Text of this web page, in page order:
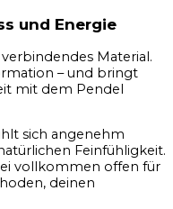
und Energie
Material.
– und bringt
mit dem Pendel
sich angenehm
Feinfühligkeit.
vollkommen offen für
deinen